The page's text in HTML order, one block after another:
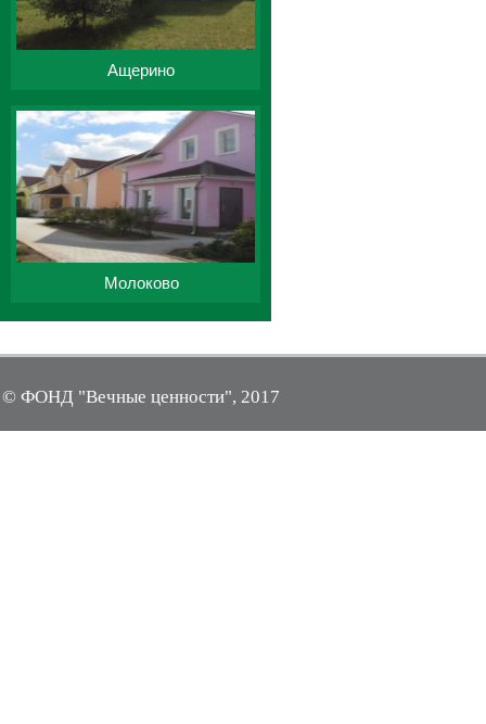
Ащерино
Молоково
© ФОНД "Вечные ценности", 2017